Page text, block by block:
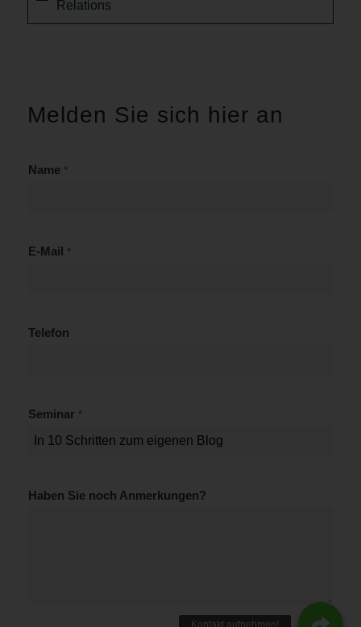
Relations
Melden Sie sich hier an
Name *
a
o
E-Mail *
Telefon
Seminar *
Haben Sie noch Anmerkungen?